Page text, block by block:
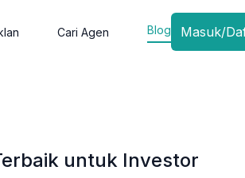
Cari Agen Blog Masuk/
untuk Investor